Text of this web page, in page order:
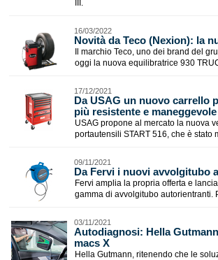
III.
16/03/2022
​Novità da Teco (Nexion): la
Il marchio Teco, uno dei brand del
oggi la nuova equilibratrice 930
17/12/2021
Da USAG un nuovo carrello
più resistente e maneggevole
USAG propone al mercato la nuova
portautensili START 516, che è stato
09/11/2021
Da Fervi i nuovi avvolgitubo
Fervi amplia la propria offerta e
gamma di avvolgitubo autorientranti.
03/11/2021
​Autodiagnosi: Hella
macs X
Hella Gutmann, ritenendo che le